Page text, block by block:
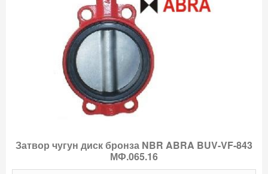
Затвор чугун диск бронза NBR ABRA BUV-VF-843
МФ.065.16